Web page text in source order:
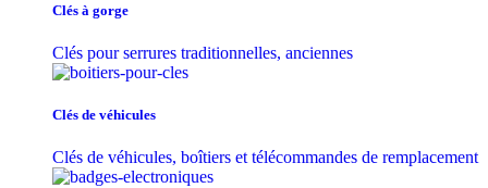
Clés à gorge
Clés pour serrures traditionnelles, anciennes
Clés de véhicules
Clés de véhicules, boîtiers et télécommandes de remplacement